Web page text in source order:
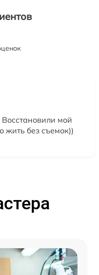
мой
жить без съемок))